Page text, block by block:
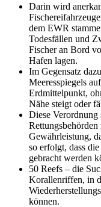
Darin wird
dem EWR
Todesfällen und
Fischer an Bord
Hafen lagen.
Im Gegensatz
Meeresspiegels
Erdmittelpunkt,
Nähe steigt oder
Diese Verordnung
Gewährleistung,
so erfolgt, dass
gebracht werden
50 Reefs – die
Korallenriffen, in
können.